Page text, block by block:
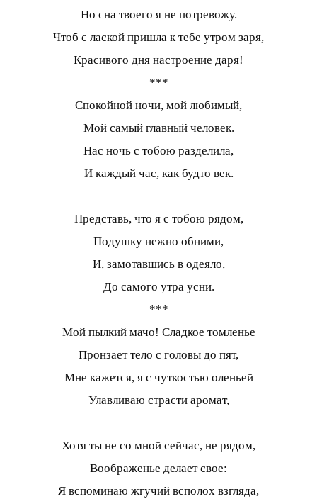
Но сна твоего я не потревожу.
Чтоб с лаской пришла к тебе утром заря,
Красивого дня настроение даря!
***
Спокойной ночи, мой любимый,
Мой самый главный человек.
Нас ночь с тобою разделила,
И каждый час, как будто век.
Представь, что я с тобою рядом,
Подушку нежно обними,
И, замотавшись в одеяло,
До самого утра усни.
***
Мой пылкий мачо! Сладкое томленье
Пронзает тело с головы до пят,
Мне кажется, я с чуткостью оленьей
Улавливаю страсти аромат,
Хотя ты не со мной сейчас, не рядом,
Воображенье делает свое:
Я вспоминаю жгучий всполох взгляда,